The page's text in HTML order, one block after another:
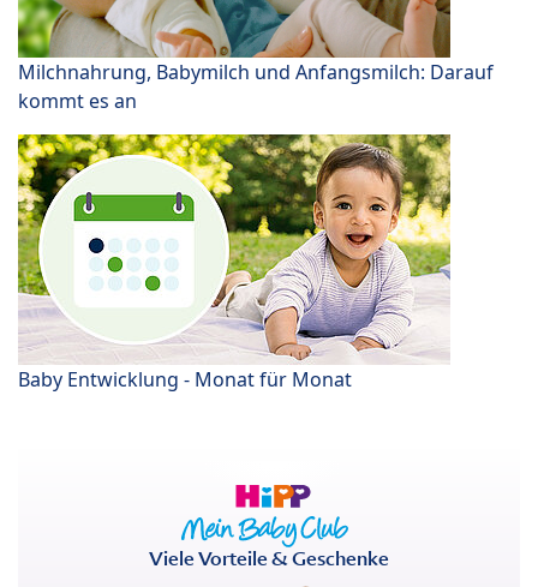
Milchnahrung, Babymilch und Anfangsmilch: Darauf
kommt es an
Baby Entwicklung - Monat für Monat
Viele Vorteile & Geschenke